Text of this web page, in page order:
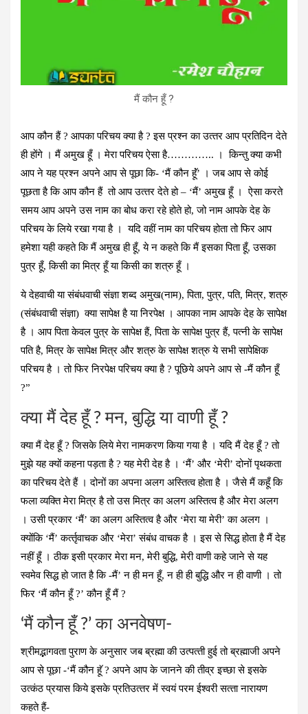
मैं कौन हूँ ?
आप कौन हैं ? आपका परिचय क्‍या है ? इस प्रश्‍न का उत्‍तर आप प्रतिदिन देते
ही होंगे । मैं अमुख हूँ । मेरा परिचय ऐसा है………….. । किन्‍तु क्‍या कभी
आप ने यह प्रश्‍न अपने आप से पूछा कि- ‘मैं कौन हूॅं’ । जब आप से कोई
पूछता है कि आप कौन हैं तो आप उत्‍तर देते हो – ‘मैं’ अमुख हूँ । ऐसा करते
समय आप अपने उस नाम का बोध करा रहे होते हो, जो नाम आपके देह के
परिचय के लिये रखा गया है । यदि वहीं नाम का परिचय होता तो फिर आप
हमेशा यही कहते कि मैं अमुख ही हूँ, ये न कहते कि मैं इसका पिता हूँ, उसका
पुत्र हूँ, किसी का मित्र हूँ या किसी का शत्रु हूँ ।
ये देहवाची या संबंधवाची संज्ञा शब्‍द अमुख(नाम), पिता, पुत्र, पति, मित्र, शत्रु
(संबंधवाची संज्ञा) क्‍या सापेक्ष है या निरपेक्ष । आपका नाम आपके देह के सापेक्ष
है । आप पिता केवल पुत्र के सापेक्ष हैं, पिता के सापेक्ष पुत्र हैं, पत्‍नी के सापेक्ष
पति है, मित्र के सापेक्ष मित्र और शत्रु के सापेक्ष शत्रु ये सभी सापेक्षिक
परिचय है । तो फिर निरपेक्ष परिचय क्‍या है ? पूछिये अपने आप से -मैं कौन हूँ
?”
क्‍या मैं देह हूँ ? मन, बुद्धि या वाणी हूँ ?
क्‍या मैं देह हूँ ? जिसके लिये मेरा नामकरण किया गया है । यदि मैं देह हूँ ? तो
मुझे यह क्‍यों कहना पड़ता है ? यह मेरी देह है । ‘मैं’ और ‘मेरी’ दोनों पृथकता
का परिचय देते हैं । दोनों का अपना अलग अस्तित्‍व होता है । जैसे मैं कहूँ कि
फला व्‍यक्ति मेरा मित्र है तो उस मित्र का अलग अस्तित्‍व है और मेरा अलग
। उसी प्रकार ‘मैं’ का अलग अस्तित्‍व है और ‘मेरा या मेरी’ का अलग ।
क्‍योंकि ‘मैं’ कर्त्‍तृवाचक और ‘मेरा’ संबंध वाचक है । इस से सिद्ध होता है मैं देह
नहीं हूँ । ठीक इसी प्रकार मेरा मन, मेरी बुद्धि, मेरी वाणी कहे जाने से यह
स्‍वमेव सिद्ध हो जात है कि -मैं’ न ही मन हूँ, न ही ही बुद्धि और न ही वाणी । तो
फिर ‘मैं कौन हूँ ?’ कौन हूँ मैं ?
‘मैं कौन हूँ ?’ का अनवेषण-
श्रीमद्भागवता पुराण के अनुसार जब ब्रह्मा की उत्‍पत्‍ती हुई तो ब्रह्माजी अपने
आप से पूछा -‘मैं कौन हूॅ ? अपने आप के जानने की तीव्र इच्‍छा से इसके
उत्‍कंठ प्रयास किये इसके प्रतिउत्‍तर में स्‍वयं परम ईश्‍वरी सत्‍ता नारायण
कहते हैं-